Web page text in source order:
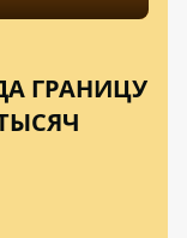
ГРАНИЦУ